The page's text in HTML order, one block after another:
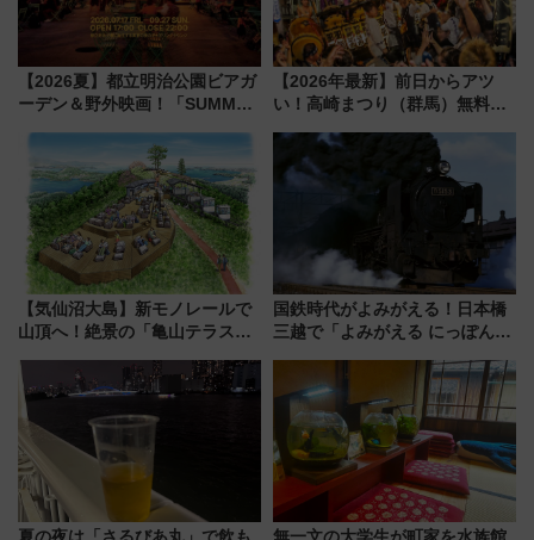
【2026夏】都立明治公園ビアガ
ーデン＆野外映画！「SUMMER
ケジュール 夜風とビール、映画
を満喫！
【2026年最新】前日からアツ
い！高崎まつり（群馬）無料観
しまで
【気仙沼大島】新モノレールで
山頂へ！絶景の「亀山テラス
暇村のお得な日帰りプランも登
場
国鉄時代がよみがえる！日本橋
三越で「よみがえる にっぽんの
敬の名作写真も、駅弁フェスも
同時開催！